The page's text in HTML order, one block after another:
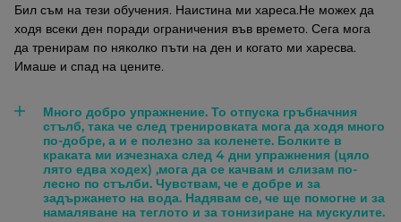
Бил съм на тези обучения. Наистина ми хареса.Не можех да
ходя всеки ден поради ограничения във времето. Сега мога
да тренирам по няколко пъти на ден и когато ми харесва.
Имаше и спад на цените.
Много добро упражнение. То отпуска гръбначния
стълб, така че след тренировката мога да ходя много
по-добре, а и е полезно за коленете. Болките в
краката ми изчезнаха след 4 дни упражнения (цяло
лято едва ходех) ,мога да се качвам и слизам по-
лесно по стълби. Чувствам, че е добре и за
задържането на вода. Надявам се, че ще помогне и за
намаляване на теглото и за тонизиране на мускулите.